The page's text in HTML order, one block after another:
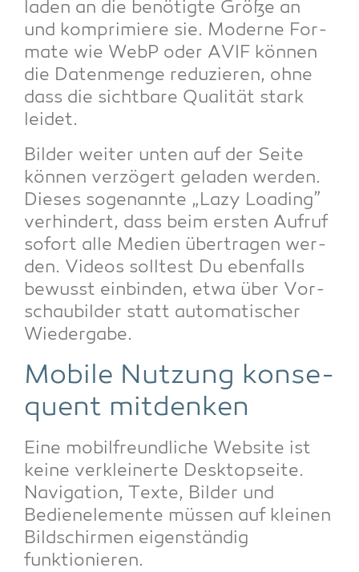
la­den an die benö­tig­te Grö­ße an
und kom­pri­mie­re sie. Moder­ne For­
ma­te wie WebP oder AVIF kön­nen
die Daten­men­ge redu­zie­ren, ohne
dass die sicht­ba­re Qua­li­tät stark
leidet.
Bil­der wei­ter unten auf der Sei­te
kön­nen ver­zö­gert gela­den wer­den.
Die­ses soge­nann­te „Lazy Loa­ding”
ver­hin­dert, dass beim ers­ten Auf­ruf
sofort alle Medi­en über­tra­gen wer­
den. Vide­os soll­test Du eben­falls
bewusst ein­bin­den, etwa über Vor­
schau­bil­der statt auto­ma­ti­scher
Wiedergabe.
Mobi­le Nut­zung kon­se­
quent mitdenken
Eine mobil­freund­li­che Web­site ist
kei­ne ver­klei­ner­te Desk­top­sei­te.
Navi­ga­ti­on, Tex­te, Bil­der und
Bedien­ele­men­te müs­sen auf klei­nen
Bild­schir­men eigen­stän­dig
funktionieren.